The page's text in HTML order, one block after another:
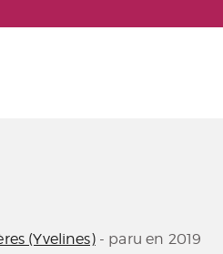
(Yvelines)- paru en 2019